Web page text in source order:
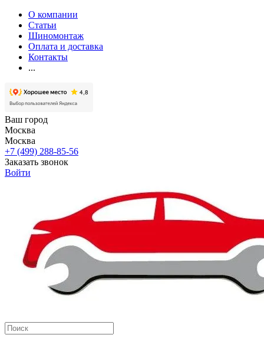
О компании
Статьи
Шиномонтаж
Оплата и доставка
Контакты
...
Ваш город
Москва
Москва
+7 (499) 288-85-56
Заказать звонок
Войти